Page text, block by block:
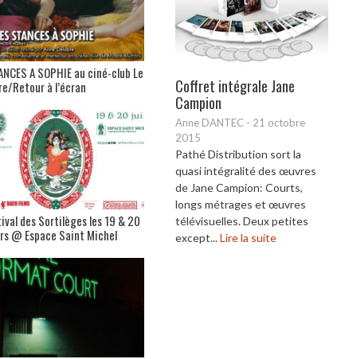
Coffret intégrale Jane
Campion
Anne DANTEC - 21 octobre
2015
Pathé Distribution sort la
quasi intégralité des œuvres
de Jane Campion: Courts,
longs métrages et œuvres
télévisuelles. Deux petites
except...Lire la suite
A SOPHIE au ciné-club Le
Retour à l’écran
des Sortilèges les 19 & 20
@ Espace Saint Michel